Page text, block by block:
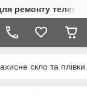
ремонту
скло та плівки